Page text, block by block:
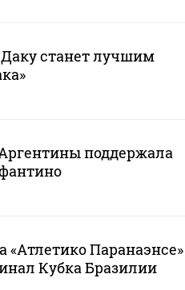
станет лучшим
поддержала
«Атлетико Паранаэнсе»
Кубка Бразилии